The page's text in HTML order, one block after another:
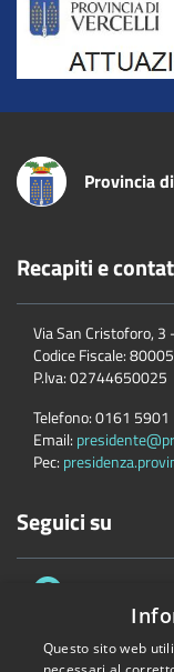
Provincia
Recapiti e
Via San Cristoforo, 3
Codice Fiscale:
P.Iva:02744650025
Telefono:0161 5901
Email:
Pec:
Seguici su
Questo sito web